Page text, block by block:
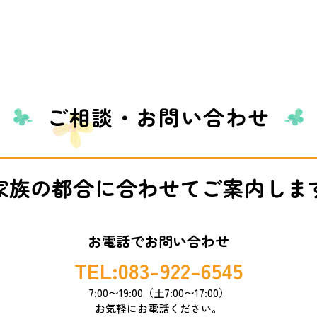
ご相談・お問い合わせ
族の都合に合わせて ご案内しま
お電話でお問い合わせ
TEL:083-922-6545
7:00〜19:00（土7:00〜17:00）
お気軽にお電話ください。